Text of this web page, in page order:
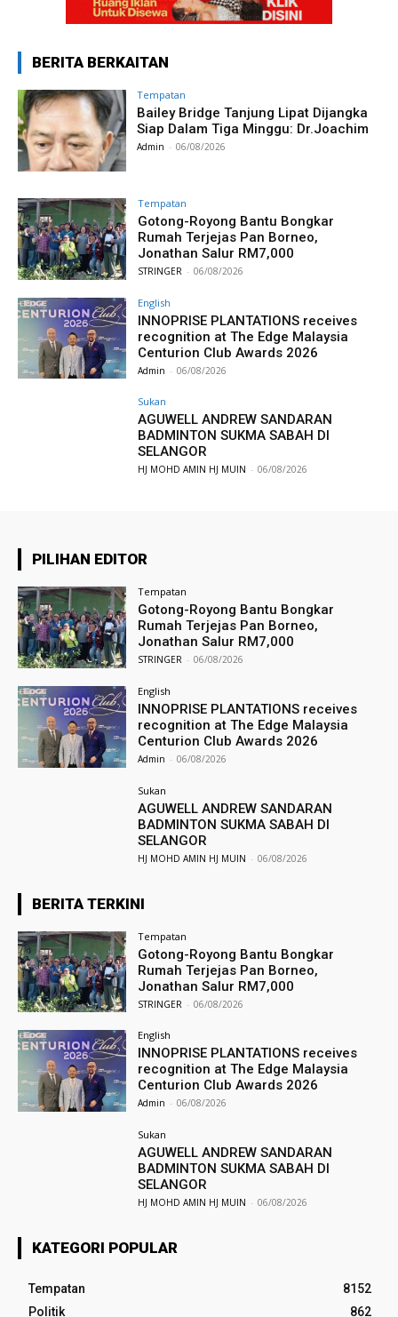
BERITA BERKAITAN
Tempatan
Bailey Bridge Tanjung Lipat Dijangka
Siap Dalam Tiga Minggu: Dr.Joachim
Admin - 06/08/2026
Tempatan
Gotong-Royong Bantu Bongkar
Rumah Terjejas Pan Borneo,
Jonathan Salur RM7,000
STRINGER - 06/08/2026
English
INNOPRISE PLANTATIONS receives
recognition at The Edge Malaysia
Centurion Club Awards 2026
Admin - 06/08/2026
Sukan
AGUWELL ANDREW SANDARAN
BADMINTON SUKMA SABAH DI
SELANGOR
HJ MOHD AMIN HJ MUIN - 06/08/2026
PILIHAN EDITOR
Tempatan
Gotong-Royong Bantu Bongkar
Rumah Terjejas Pan Borneo,
Jonathan Salur RM7,000
STRINGER - 06/08/2026
English
INNOPRISE PLANTATIONS receives
recognition at The Edge Malaysia
Centurion Club Awards 2026
Admin - 06/08/2026
Sukan
AGUWELL ANDREW SANDARAN
BADMINTON SUKMA SABAH DI
SELANGOR
HJ MOHD AMIN HJ MUIN - 06/08/2026
BERITA TERKINI
Tempatan
Gotong-Royong Bantu Bongkar
Rumah Terjejas Pan Borneo,
Jonathan Salur RM7,000
STRINGER - 06/08/2026
English
INNOPRISE PLANTATIONS receives
recognition at The Edge Malaysia
Centurion Club Awards 2026
Admin - 06/08/2026
Sukan
AGUWELL ANDREW SANDARAN
BADMINTON SUKMA SABAH DI
SELANGOR
HJ MOHD AMIN HJ MUIN - 06/08/2026
KATEGORI POPULAR
Tempatan
8152
Politik
862